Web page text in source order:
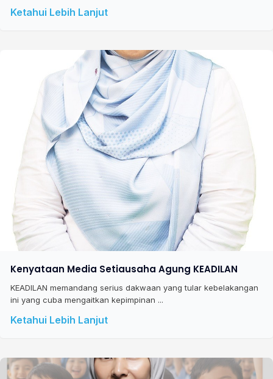
Ketahui Lebih Lanjut
Kenyataan Media Setiausaha Agung KEADILAN
KEADILAN memandang serius dakwaan yang tular kebelakangan
ini yang cuba mengaitkan kepimpinan ...
Ketahui Lebih Lanjut